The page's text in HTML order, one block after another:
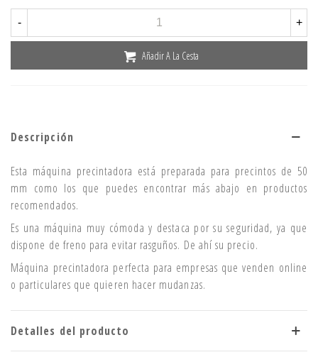
- +
Añadir A La Cesta
Descripción
Esta máquina precintadora está preparada para precintos de 50
mm como los que puedes encontrar más abajo en productos
recomendados.
Es una máquina muy cómoda y destaca por su seguridad, ya que
dispone de freno para evitar rasguños. De ahí su precio.
Máquina precintadora perfecta para empresas que venden online
o particulares que quieren hacer mudanzas.
Detalles del producto